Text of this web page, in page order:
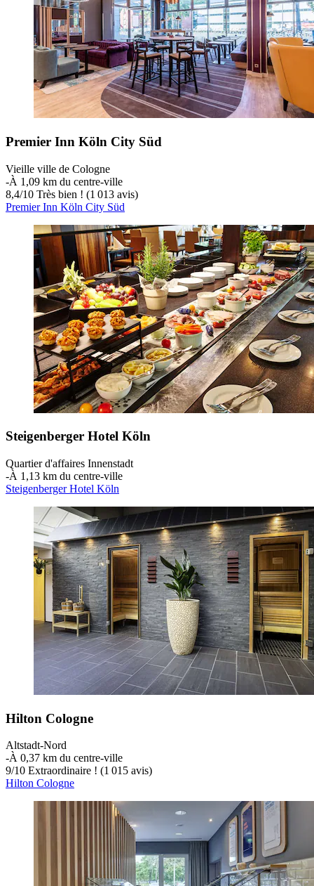
Premier Inn Köln City Süd
Vieille ville de Cologne
‐À 1,09 km du centre-ville
8,4/10 Très bien ! (1 013 avis)
Premier Inn Köln City Süd
Steigenberger Hotel Köln
Quartier d'affaires Innenstadt
‐À 1,13 km du centre-ville
Steigenberger Hotel Köln
Hilton Cologne
Altstadt-Nord
‐À 0,37 km du centre-ville
9/10 Extraordinaire ! (1 015 avis)
Hilton Cologne